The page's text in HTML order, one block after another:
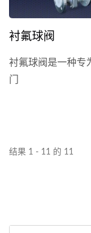
衬氟球阀
衬氟球阀是一种专
门
结果 1 - 11 的 11